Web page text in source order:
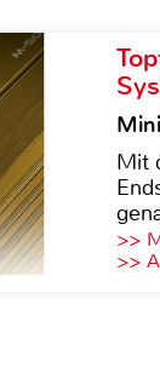
Mit
>>
>>